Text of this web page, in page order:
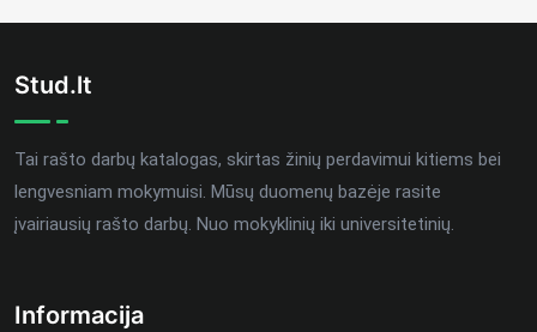
Stud.lt
Tai rašto darbų katalogas, skirtas žinių perdavimui kitiems bei
lengvesniam mokymuisi. Mūsų duomenų bazėje rasite
įvairiausių rašto darbų. Nuo mokyklinių iki universitetinių.
Informacija